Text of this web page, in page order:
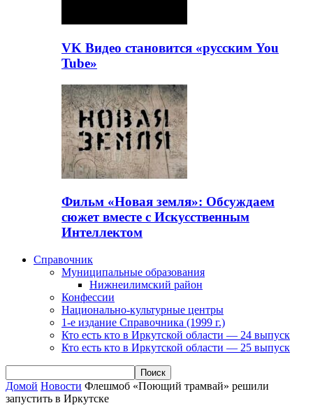
VK Видео становится «русским You
Tube»
Фильм «Новая земля»: Обсуждаем
сюжет вместе с Искусственным
Интеллектом
Справочник
Муниципальные образования
Нижнеилимский район
Конфессии
Национально-культурные центры
1-е издание Справочника (1999 г.)
Кто есть кто в Иркутской области — 24 выпуск
Кто есть кто в Иркутской области — 25 выпуск
Домой Новости Флешмоб «Поющий трамвай» решили
запустить в Иркутске